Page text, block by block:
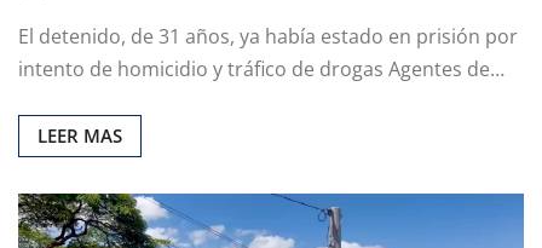
El detenido, de 31 años, ya había estado en prisión por
intento de homicidio y tráfico de drogas Agentes de…
LEER MAS